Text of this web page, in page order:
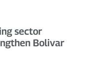
sector
Bolivar